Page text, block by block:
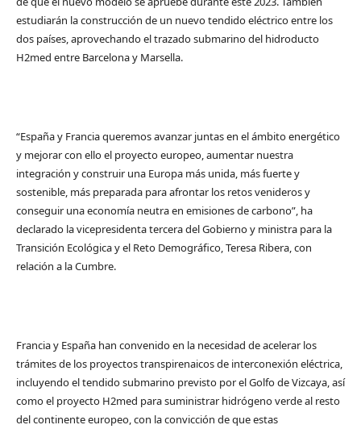
estudiarán la construcción de un nuevo tendido eléctrico entre los
dos países, aprovechando el trazado submarino del hidroducto
H2med entre Barcelona y Marsella.
“España y Francia queremos avanzar juntas en el ámbito energético
y mejorar con ello el proyecto europeo, aumentar nuestra
integración y construir una Europa más unida, más fuerte y
sostenible, más preparada para afrontar los retos venideros y
conseguir una economía neutra en emisiones de carbono”, ha
declarado la vicepresidenta tercera del Gobierno y ministra para la
Transición Ecológica y el Reto Demográfico, Teresa Ribera, con
relación a la Cumbre.
Francia y España han convenido en la necesidad de acelerar los
trámites de los proyectos transpirenaicos de interconexión eléctrica,
incluyendo el tendido submarino previsto por el Golfo de Vizcaya, así
como el proyecto H2med para suministrar hidrógeno verde al resto
del continente europeo, con la convicción de que estas